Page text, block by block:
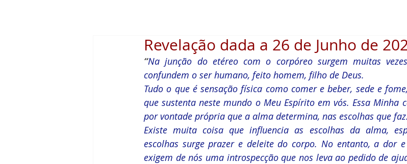
Revelação dada a 26 de Junho de
“Na junção do etéreo com o corpóreo surgem muitas
confundem o ser humano, feito homem, filho de Deus.
Tudo o que é sensação física como comer e beber, sede e
que sustenta neste mundo o Meu Espírito em vós. Essa Minha
por vontade própria que a alma determina, nas escolhas que faz.
Existe muita coisa que influencia as escolhas da alma,
escolhas surge prazer e deleite do corpo. No entanto, a dor
exigem de nós uma introspecção que nos leva ao pedido de